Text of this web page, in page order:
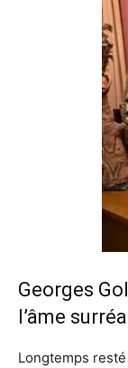
Georges
l’âme
Longtemps